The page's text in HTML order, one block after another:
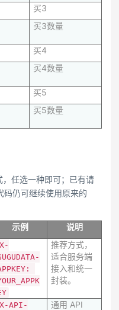
买3
买3数量
买4
买4数量
买5
买5数量
任选一种即可；已有请
码仍可继续使用原来的
示例
说明
X-
推荐方式，
适合服务端
接入和统一
封装。
X-API-
通用 API